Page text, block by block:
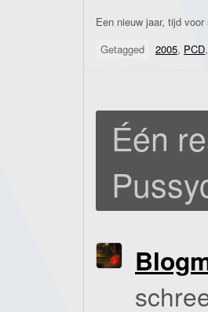
Een nieuw jaar, tijd
Getagged
2005, PCD
Één